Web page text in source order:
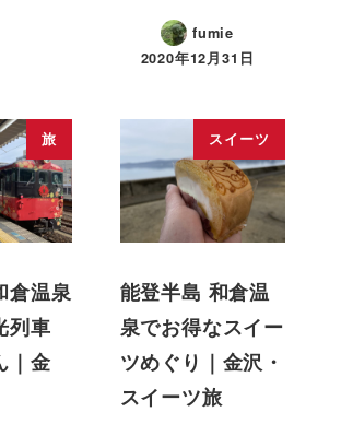
fumie
2020年12月31日
旅
倉温泉
列車
｜金
スイーツ
能登半島 和倉温
泉でお得なスイー
ツめぐり｜金沢・
スイーツ旅